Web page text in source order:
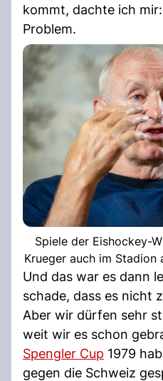
kommt, dachte ich
Problem.
Spiele der Eishockey-
Krueger auch im Stadion
Und das war es dann
schade, dass es nicht
Aber wir dürfen sehr
weit wir es schon
Spengler Cup 1979
gegen die Schweiz